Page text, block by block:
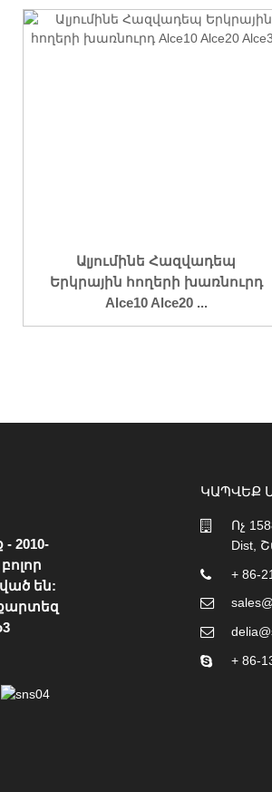
Ալյումինե Հազվադեպ
Երկրային հողերի խառնուրդ
Alce10 Alce20 ...
2010-
են:
ԿԱՊՎԵՔ
Ոչ
Dist,
+ 86-
+ 86-